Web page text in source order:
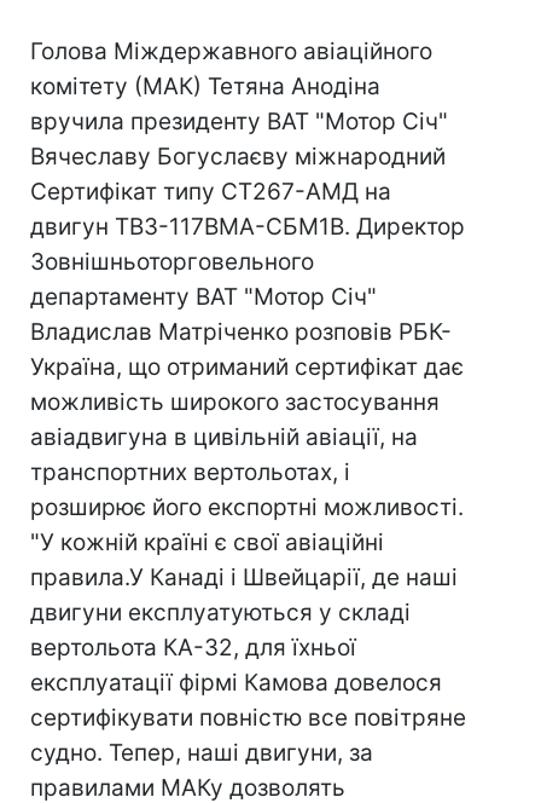
Голова Міждержавного авіаційного
комітету (МАК) Тетяна Анодіна
вручила президенту ВАТ "Мотор Сiч"
Вячеславу Богуслаєву міжнародний
Сертифікат типу СТ267-АМД на
двигун ТВ3-117ВМА-СБМ1В. Директор
Зовнішньоторгoвельного
департаменту ВАТ "Мотор Сiч"
Владислав Матріченко розповів РБК-
Україна, що отриманий сертифікат дає
можливість широкого застосування
авіадвигуна в цивільній авіації, на
транспортних вертольотах, і
розширює його експортні можливості.
"У кожній країні є свої авіаційні
правила.У Канаді і Швейцарії, де наші
двигуни експлуатуються у складі
вертольота КА-32, для їхньої
експлуатації фірмі Камова довелося
сертифікувати повністю все повітряне
судно. Тепер, наші двигуни, за
правилами МАКу дозволять